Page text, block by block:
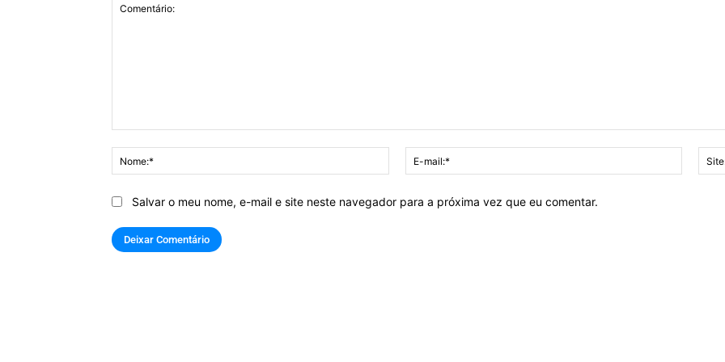
Nome:*
mail:*
Salvar o meu nome, e-mail e site neste navegador para a próxima vez que eu comentar.